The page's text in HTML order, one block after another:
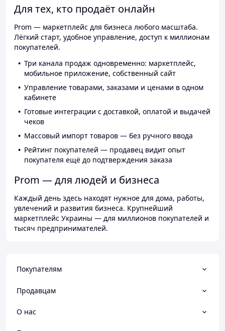
Для тех, кто продаёт онлайн
Prom — маркетплейс для бизнеса любого масштаба.
Лёгкий старт, удобное управление, доступ к миллионам
покупателей.
Три канала продаж одновременно: маркетплейс,
мобильное приложение, собственный сайт
Управление товарами, заказами и ценами в одном
кабинете
Готовые интеграции с доставкой, оплатой и выдачей
чеков
Массовый импорт товаров — без ручного ввода
Рейтинг покупателей — продавец видит опыт
покупателя ещё до подтверждения заказа
Prom — для людей и бизнеса
Каждый день здесь находят нужное для дома, работы,
увлечений и развития бизнеса. Крупнейший
маркетплейс Украины — для миллионов покупателей и
тысяч предпринимателей.
Покупателям
Продавцам
О нас